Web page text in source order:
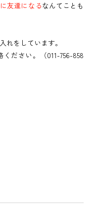
友達になるなんてことも
れをしています。
ださい。（011-756-858